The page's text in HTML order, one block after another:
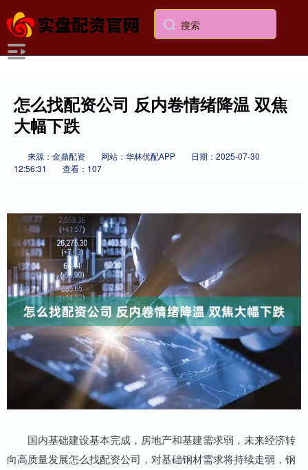
怎么找配资公司 反内卷情绪降温 双焦
大幅下跌
来源：金鼎配资 网站：华林优配APP
日期：2025-07-30
12:56:31
查看：107
国内基础建设基本完成，房地产和基建需求弱，未来经济转
向高质量发展怎么找配资公司，对基础钢材需求将持续走弱，钢